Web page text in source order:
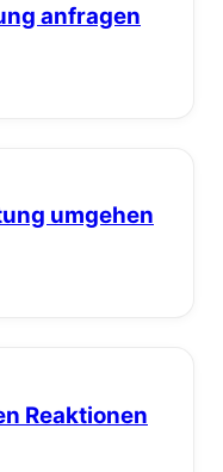
anfragen
umgehen
Reaktionen